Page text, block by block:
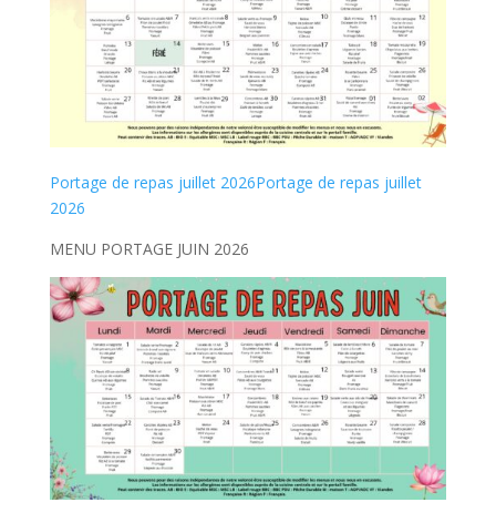
Portage de repas juillet 2026Portage de repas juillet
2026
MENU PORTAGE JUIN 2026